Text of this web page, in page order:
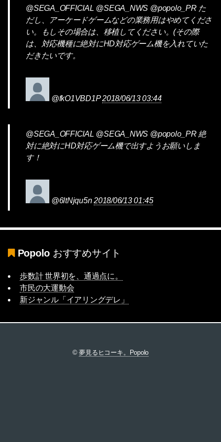
@SEGA_OFFICIAL @SEGA_NWS @popolo_PR た
だし、アーケードゲームなどの業務用はやめてくださ
い。もしその場合は、移植してください。(その際
は、対応機種に絶対にHD対応ゲーム機を入れていた
だきたいです。
@fkO1VBD1P2018/06/13 03:44
@SEGA_OFFICIAL @SEGA_NWS @popolo_PR 絶
対に絶対にHD対応ゲーム機で出すようお願いしま
す！
@6ltNjqu5n2018/06/13 01:45
Popolo おすすめサイト
歩数計 世界初を、通過点に。
市民の大運動会
新ジャンル「イアリングデレ」
©夢見るヒコーキ。Popolo